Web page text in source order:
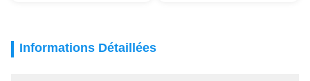
Informations Détaillées